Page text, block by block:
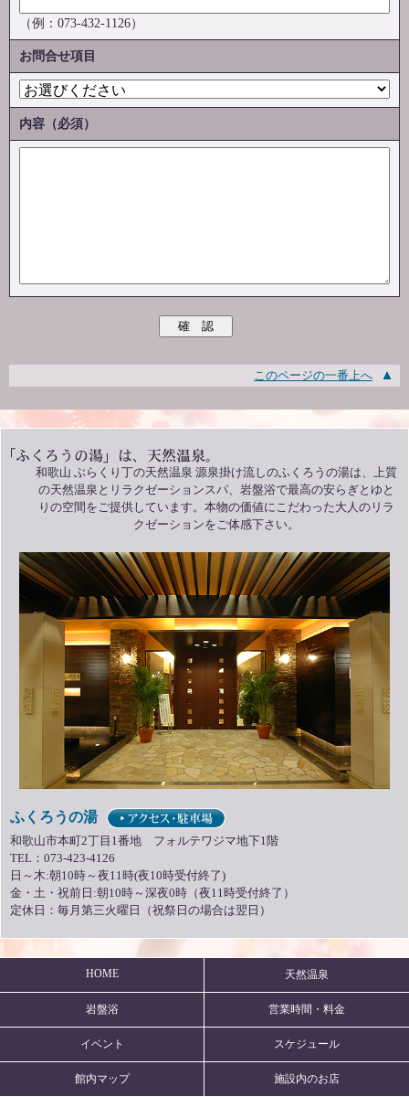
（例：073-432-1126）
お問合せ項目
内容（必須）
このページの一番上へ
和歌山 ぶらくり丁の天然温泉 源泉掛け流しのふくろうの湯は、上質
の天然温泉とリラクゼーションスパ、岩盤浴で最高の安らぎとゆと
りの空間をご提供しています。本物の価値にこだわった大人のリラ
クゼーションをご体感下さい。
ふくろうの湯
和歌山市本町2丁目1番地 フォルテワジマ地下1階
TEL：073-423-4126
日～木:朝10時～夜11時(夜10時受付終了)
金・土・祝前日:朝10時～深夜0時（夜11時受付終了）
定休日：毎月第三火曜日（祝祭日の場合は翌日）
HOME 天然温泉
岩盤浴 営業時間・料金
イベント スケジュール
館内マップ 施設内のお店